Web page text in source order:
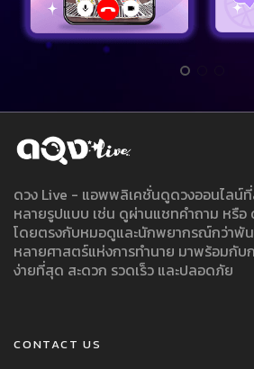
ดวง Live - แอพพลิเคชั่นดูดวงออนไลน์
หลายรูปแบบ เช่น ดูผ่านแชทคำถาม หรื
โดยตรงกับหมอดูและนักพยากรณ์กว่าพั
หลายศาสตร์แห่งการทำนาย มาพร้อมกับ
ง่ายที่สุด สะดวก รวดเร็ว และปลอดภัย
CONTACT US